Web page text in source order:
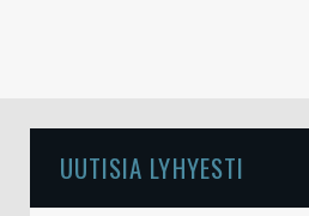
UUTISIA LYHYESTI